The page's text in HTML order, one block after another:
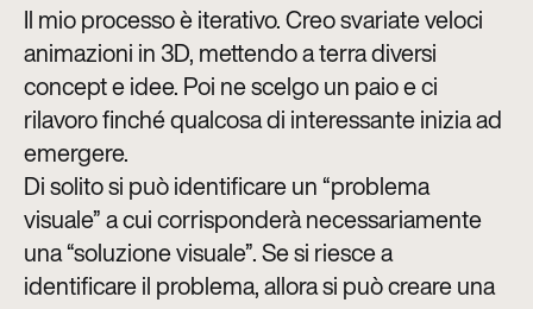
Il mio processo è iterativo. Creo svariate veloci
animazioni in 3D, mettendo a terra diversi
concept e idee. Poi ne scelgo un paio e ci
rilavoro finché qualcosa di interessante inizia ad
emergere.
Di solito si può identificare un “problema
visuale” a cui corrisponderà necessariamente
una “soluzione visuale”. Se si riesce a
identificare il problema, allora si può creare una